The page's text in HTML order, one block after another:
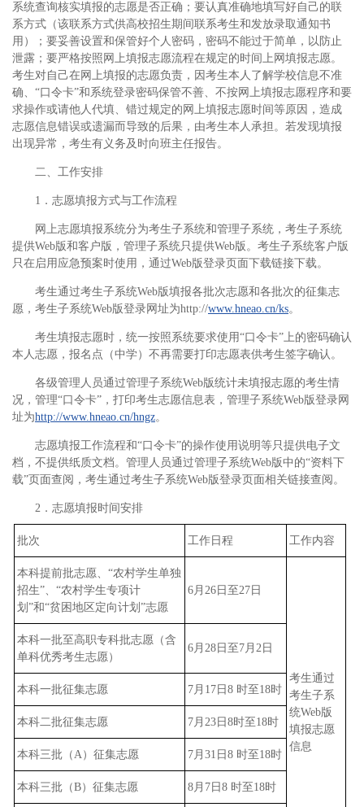
系统查询核实填报的志愿是否正确；要认真准确地填写好自己的联
系方式（该联系方式供高校招生期间联系考生和发放录取通知书
用）；要妥善设置和保管好个人密码，密码不能过于简单，以防止
泄露；要严格按照网上填报志愿流程在规定的时间上网填报志愿。
考生对自己在网上填报的志愿负责，因考生本人了解学校信息不准
确、“口令卡”和系统登录密码保管不善、不按网上填报志愿程序和要
求操作或请他人代填、错过规定的网上填报志愿时间等原因，造成
志愿信息错误或遗漏而导致的后果，由考生本人承担。若发现填报
出现异常，考生有义务及时向班主任报告。
二、工作安排
1．志愿填报方式与工作流程
网上志愿填报系统分为考生子系统和管理子系统，考生子系统
提供Web版和客户版，管理子系统只提供Web版。考生子系统客户版
只在启用应急预案时使用，通过Web版登录页面下载链接下载。
考生通过考生子系统Web版填报各批次志愿和各批次的征集志
愿，考生子系统Web版登录网址为http://www.hneao.cn/ks。
考生填报志愿时，统一按照系统要求使用“口令卡”上的密码确认
本人志愿，报名点（中学）不再需要打印志愿表供考生签字确认。
各级管理人员通过管理子系统Web版统计未填报志愿的考生情
况，管理“口令卡”，打印考生志愿信息表，管理子系统Web版登录网
址为http://www.hneao.cn/hngz。
志愿填报工作流程和“口令卡”的操作使用说明等只提供电子文
档，不提供纸质文档。管理人员通过管理子系统Web版中的“资料下
载”页面查阅，考生通过考生子系统Web版登录页面相关链接查阅。
2．志愿填报时间安排
批次 工作日程 工作内容
本科提前批志愿、“农村学生单独
招生”、“农村学生专项计
划”和“贫困地区定向计划”志愿
6月26日至27日
考生通过
考生子系
统Web版
填报志愿
信息
本科一批至高职专科批志愿（含
单科优秀考生志愿）
6月28日至7月2日
本科一批征集志愿 7月17日8 时至18时
本科二批征集志愿 7月23日8时至18时
本科三批（A）征集志愿 7月31日8 时至18时
本科三批（B）征集志愿 8月7日8 时至18时